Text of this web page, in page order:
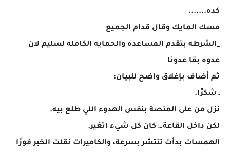
كده.......
مسك المايك وقال قدام الجميع
_الشرطه بتقدم المساعده والحمايه الكامله لسليم لان
عدوه بقا عدونا
ثم أضاف بإغلاق واضح للبيان:
ـ شكرًا.
نزل من على المنصة بنفس الهدوء اللي طلع بيه.
لكن داخل القاعة… كان كل شيء اتغير.
الهمسات بدأت تنتشر بسرعة، والكاميرات نقلت الخبر فورًا